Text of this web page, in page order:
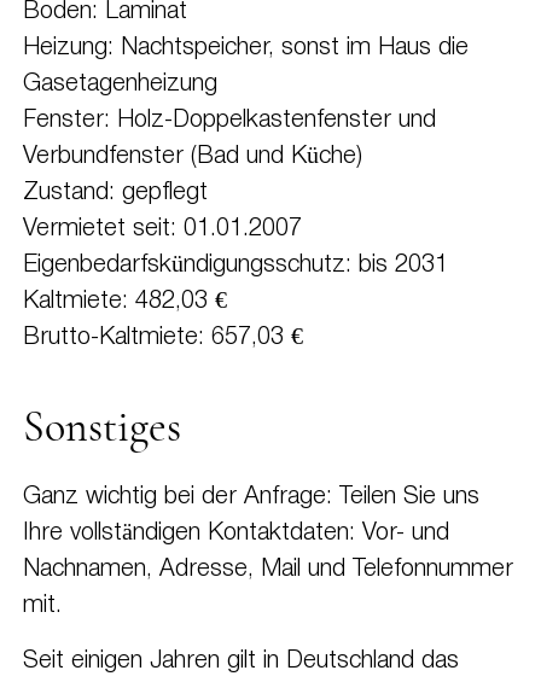
Boden: Laminat
Heizung: Nachtspeicher, sonst im Haus die
Gasetagenheizung
Fenster: Holz-Doppelkastenfenster und
Verbundfenster (Bad und Küche)
Zustand: gepflegt
Vermietet seit: 01.01.2007
Eigenbedarfskündigungsschutz: bis 2031
Kaltmiete: 482,03 €
Brutto-Kaltmiete: 657,03 €
Sonstiges
Ganz wichtig bei der Anfrage: Teilen Sie uns
Ihre vollständigen Kontaktdaten: Vor- und
Nachnamen, Adresse, Mail und Telefonnummer
mit.
Seit einigen Jahren gilt in Deutschland das